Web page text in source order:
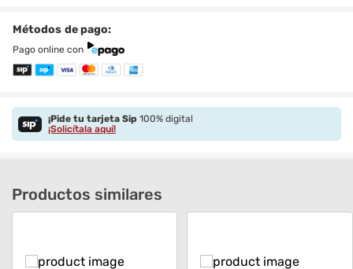
Métodos de pago:
Pago online con
¡Pide tu tarjeta Sip 100% digital
¡Solicítala aquí!
Productos similares